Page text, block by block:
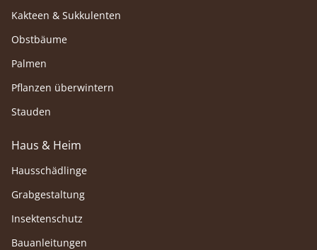
Kakteen & Sukkulenten
Obstbäume
Palmen
Pflanzen überwintern
Stauden
Haus & Heim
Hausschädlinge
Grabgestaltung
Insektenschutz
Bauanleitungen